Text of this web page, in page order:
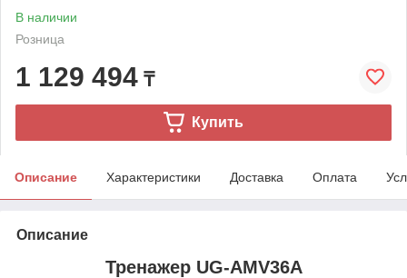
В наличии
Розница
1 129 494 ₸
Купить
Описание Характеристики Доставка Оплата
Описание
Тренажер UG-AMV36A